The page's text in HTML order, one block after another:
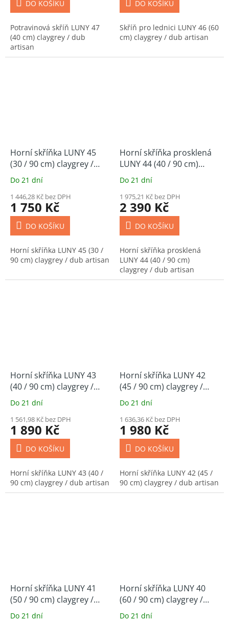
DO KOŠÍKU
Potravinová skříň LUNY 47
(40 cm) claygrey / dub
artisan
DO KOŠÍKU
Skříň pro lednici LUNY 46 (60
cm) claygrey / dub artisan
Horní skříňka LUNY 45
(30 / 90 cm) claygrey /
dub artisan
Do 21 dní
1 446,28 Kč bez DPH
1 750 Kč
DO KOŠÍKU
Horní skříňka LUNY 45 (30 /
90 cm) claygrey / dub artisan
Horní skříňka prosklená
LUNY 44 (40 / 90 cm)
claygrey / dub artisan
Do 21 dní
1 975,21 Kč bez DPH
2 390 Kč
DO KOŠÍKU
Horní skříňka prosklená
LUNY 44 (40 / 90 cm)
claygrey / dub artisan
Horní skříňka LUNY 43
(40 / 90 cm) claygrey /
dub artisan
Do 21 dní
1 561,98 Kč bez DPH
1 890 Kč
DO KOŠÍKU
Horní skříňka LUNY 43 (40 /
90 cm) claygrey / dub artisan
Horní skříňka LUNY 42
(45 / 90 cm) claygrey /
dub artisan
Do 21 dní
1 636,36 Kč bez DPH
1 980 Kč
DO KOŠÍKU
Horní skříňka LUNY 42 (45 /
90 cm) claygrey / dub artisan
Horní skříňka LUNY 41
(50 / 90 cm) claygrey /
dub artisan
Do 21 dní
Horní skříňka LUNY 40
(60 / 90 cm) claygrey /
dub artisan
Do 21 dní